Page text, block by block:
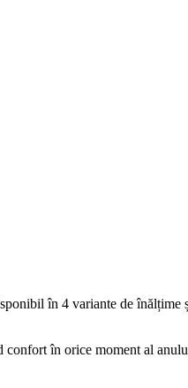
în 4 variante de înălțime
confort în orice moment al